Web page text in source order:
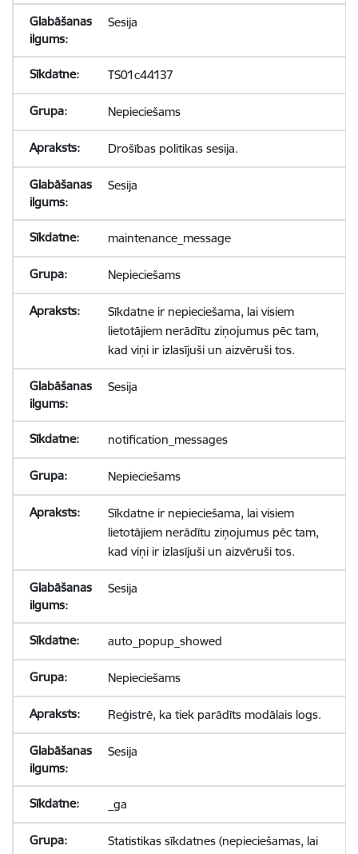
Sesija
TS01c44137
Nepieciešams
Drošības politikas sesija.
Sesija
maintenance_message
Nepieciešams
Sīkdatne ir nepieciešama, lai visiem
lietotājiem nerādītu ziņojumus pēc tam,
kad viņi ir izlasījuši un aizvēruši tos.
Sesija
notification_messages
Nepieciešams
Sīkdatne ir nepieciešama, lai visiem
lietotājiem nerādītu ziņojumus pēc tam,
kad viņi ir izlasījuši un aizvēruši tos.
Sesija
auto_popup_showed
Nepieciešams
Reģistrē, ka tiek parādīts modālais logs.
Sesija
_ga
Statistikas sīkdatnes (nepieciešamas, lai